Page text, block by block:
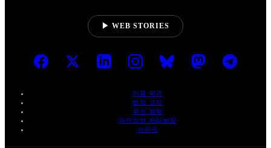
▶ WEB STORIES
이용 약관
법적 고지
쿠키 정책
개인정보 처리방침
저작권